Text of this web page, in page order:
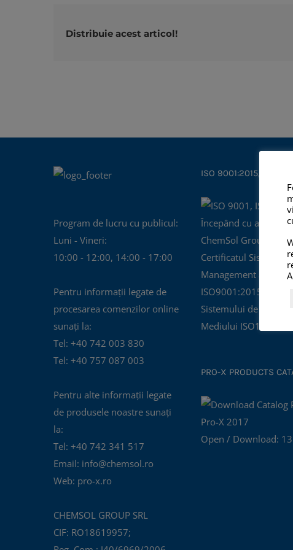
Distribuie acest articol!
Program de lucru cu publicul:
Luni - Vineri:
10:00 - 12:00, 14:00 - 17:00
Pentru informații legate de
procesarea comenzilor online
sunați la:
Tel: +40 742 003 830
Tel: +40 757 087 003
Pentru alte informații legate
de produsele noastre sunați
la:
Tel: +40 742 341 517
Email: info@chemsol.ro
Web: pro-x.ro
CHEMSOL GROUP SRL
CIF: RO18619957;
ISO 9001:2015, ISO
Începând cu anul
ChemSol Group
Certificatul
Management al
ISO9001:2015 și
Sistemului de
Mediului
PRO-X PRODUCTS
Open / Download: